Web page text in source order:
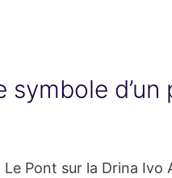
d’un
Le Pont sur la Drina Ivo